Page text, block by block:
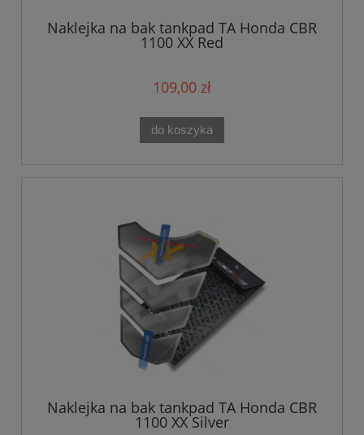
Naklejka na bak tankpad TA Honda CBR
1100 XX Red
109,00 zł
do koszyka
Naklejka na bak tankpad TA Honda CBR
1100 XX Silver